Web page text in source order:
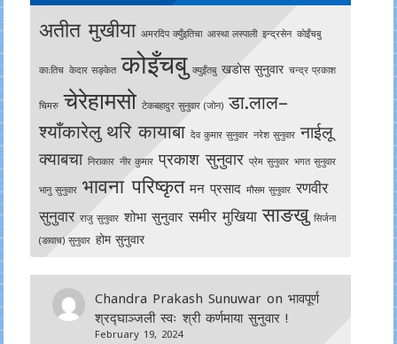
अतीत मुखीया अमरदिप क्युँइतिचा आस्था लस्पाली इन्द्रसेन काेइँचबु
काःतिच केदार सङ्केत कोइँचबु क्युइँतबु खडोस सुनुवार चन्द्र प्रकाश
चिमरु चेरेहामसो टेकबहादुर सुनुवार (जोन) डा.लाल–
श्याँकारेलु थरि कायाबा देव कुमार सुनुवार नरेश सुनुवार नाईलू
क्याबचा निराकार नीर कुमार प्रकाश सुनुवार प्रेम सुनुवार भगत सुनुवार
भानु सुनुवार भावना परिष्कृत मन प्रसाद मौसम सुनुवार रणवीर
सुनुवार राजु सुनुवार शोभा सुनुवार समीर मुखिया साङखु सिर्जना
(ङावाच) सुनुवार होम सुनुवार
Chandra Prakash Sunuwar onभावपूर्ण
श्रद्घाञ्जली स्वः श्री कर्णमाया सुनुवार !
February 19, 2024